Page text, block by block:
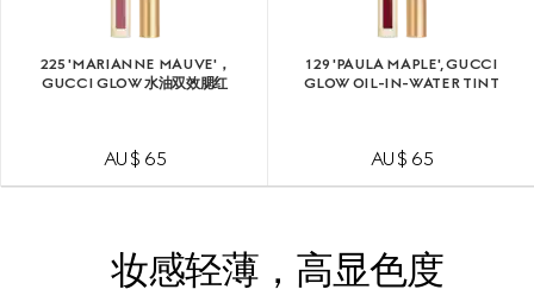
225 'MARIANNE MAUVE'，
GUCCI GLOW 水油双效腮红
AU$ 65
129 'PAULA MAPLE', GUCCI
GLOW OIL-IN-WATER TINT
AU$ 65
妆感轻薄，高显色度